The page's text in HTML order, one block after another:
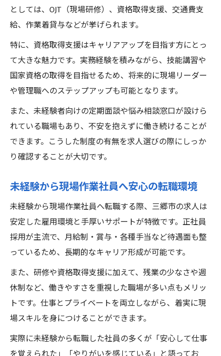
としては、OJT（現場研修）、資格取得支援、交通費支
給、作業着貸与などが挙げられます。
特に、資格取得支援はキャリアアップを目指す方にとっ
て大きな魅力です。実務経験を積みながら、技能講習や
国家資格の取得を目指せるため、将来的に現場リーダー
や管理職へのステップアップも可能となります。
また、未経験者向けの定期面談や悩み相談窓口が設けら
れている職場もあり、不安を抱えずに働き続けることが
できます。こうした制度の有無を求人選びの際にしっか
り確認することが大切です。
未経験から現場作業社員へ安心の転職環境
未経験から現場作業社員へ転職する際、三郷市の求人は
安定した雇用環境と手厚いサポートが特徴です。正社員
採用が主流で、月給制・賞与・各種手当など待遇面も整
っているため、長期的なキャリア形成が可能です。
また、研修や資格取得支援に加えて、残業の少なさや週
休制など、働きやすさを重視した職場が多い点もメリッ
トです。仕事とプライベートを両立しながら、着実に現
場スキルを身につけることができます。
実際に未経験から転職した社員の多くが「安心して仕事